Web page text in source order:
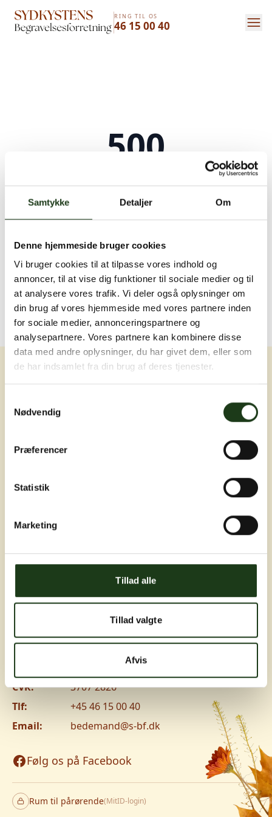
Samtykke Detaljer Om
Denne hjemmeside bruger cookies
Vi bruger cookies til at tilpasse vores indhold og
annoncer, til at vise dig funktioner til sociale medier og til
at analysere vores trafik. Vi deler også oplysninger om
din brug af vores hjemmeside med vores partnere inden
for sociale medier, annonceringspartnere og
analysepartnere. Vores partnere kan kombinere disse
data med andre oplysninger, du har givet dem, eller som
de har indsamlet fra din brug af deres tjenester.
Nødvendig
Præferencer
Statistik
Marketing
Tillad alle
Tillad valgte
Afvis
RING TIL OS
46 15 00 40
500
Serverfejl
Der opstod en intern serverfejl. Vi arbejder på
Kontakt os på +45 46 15 00 40 bedemand@s-bf.dk
Erfaring, nærvær og omsorg ved livets
Adresser
Jyllingevej 8, 2720 Vanløse
CVR:
3707 2826
Tlf:
+45 46 15 00 40
Email:
bedemand@s-bf.dk
Følg os på Facebook
Rum til pårørende(MitID-login)